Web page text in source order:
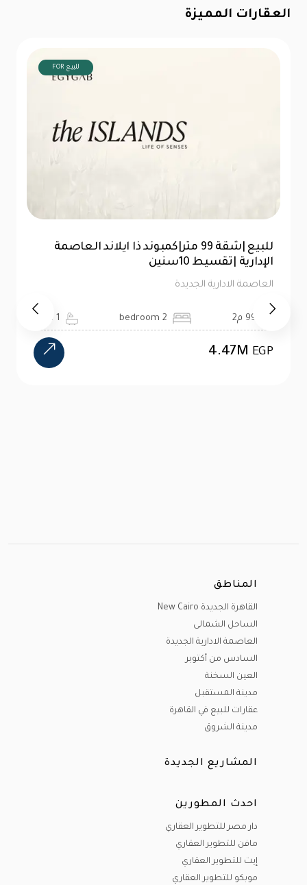
العقارات المميزة
99 م2
4.47M
دوبلكس 397متر 5 غرف نوم بوتانيكا العاصمة
5 bath
المناطق
القاهرة الجديدة New Cairo
الساحل الشمالى
العاصمة الادارية الجديدة
السادس من أكتوبر
العين السخنة
مدينة المستقبل
عقارات للبيع في القاهرة
مدينة الشروق
المشاريع الجديدة
احدث المطورين
دار مصر للتطوير العقاري
مافن للتطوير العقاري
إيت للتطوير العقاري
موبكو للتطوير العقاري